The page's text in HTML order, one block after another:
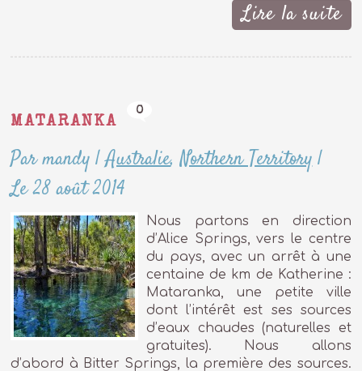
Lire la suite
MATARANKA
0
Par mandy |Australie,Northern Territory|
Le 28 août 2014
Nous partons en direction
d’Alice Springs, vers le centre
du pays, avec un arrêt à une
centaine de km de Katherine :
Mataranka, une petite ville
dont l’intérêt est ses sources
d’eaux chaudes (naturelles et
gratuites). Nous allons
d’abord à Bitter Springs, la première des sources.